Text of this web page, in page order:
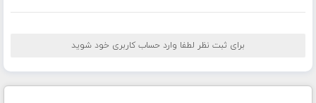
برای ثبت نظر لطفا وارد حساب کاربری خود شوید